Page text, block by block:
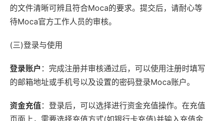
的文件清晰可辨且符合Moca的要求。提交后，请耐心等
待Moca官方工作人员的审核。
(三)登录与使用
登录账户 ：完成注册并审核通过后，可以使用注册时填写
的邮箱地址或手机号以及设置的密码登录Moca账户。
资金充值：登录后，可以选择进行资金充值操作。在充值